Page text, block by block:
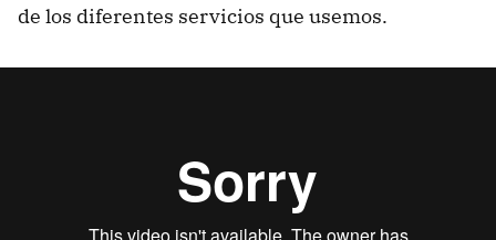
de los diferentes servicios que usemos.